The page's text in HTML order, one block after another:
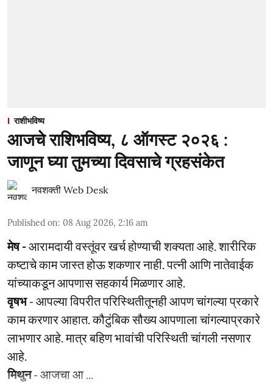
राशीभविष्य
आजचे राशिभविष्य, ८ ऑगस्ट २०२६ :
जाणून घ्या तुमच्या दिवसाचे ग्रहसंकेत
नवशक्ती Web Desk
Published on: 08 Aug 2026, 2:16 am
मेष -आरामदायी वस्तूंवर खर्च होण्याची शक्यता आहे. शारीरिक
कष्टाचे काम जास्त होऊ शकणार नाही. पत्नी आणि नातेवाईक
यांच्याकडून आपणास सहकार्य मिळणार आहे.
वृषभ- आपल्या विपरीत परिस्थितीतूनही आपण चांगल्या प्रकारे
काम करणार आहात. कौटुंबिक सौख्य आपणाला चांगल्याप्रकारे
लाभणार आहे. मात्र बहिण भावांची परिस्थिती चांगली नसणार
आहे.
मिथुन- आजचा आ ...